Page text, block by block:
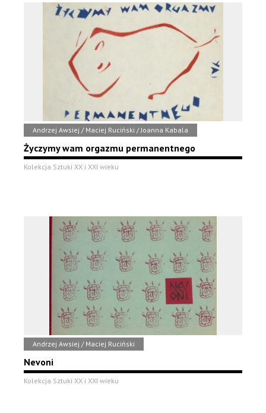
Andrzej Awsiej / Maciej Ruciński / Joanna Kabala
Życzymy wam orgazmu permanentnego
Kolekcja Sztuki XX i XXI wieku
Andrzej Awsiej / Maciej Ruciński
Nevoni
Kolekcja Sztuki XX i XXI wieku